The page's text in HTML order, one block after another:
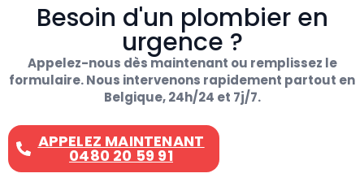
Besoin d'un plombier en
urgence ?
Appelez-nous dès maintenant ou remplissez le
formulaire. Nous intervenons rapidement partout en
Belgique, 24h/24 et 7j/7.
APPELEZ MAINTENANT
0480 20 59 91